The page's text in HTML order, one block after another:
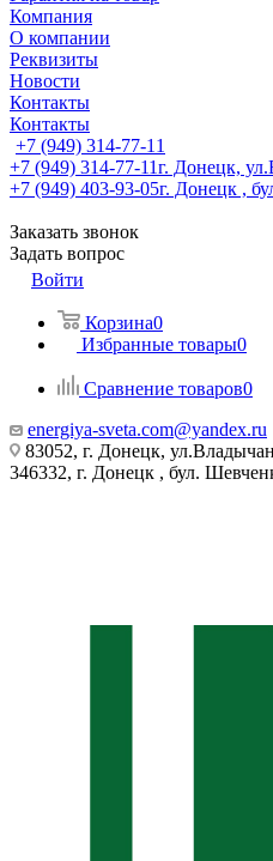
Компания
О компании
Реквизиты
Новости
Контакты
Контакты
+7 (949) 314-77-11
+7 (949) 314-77-11г. Донецк,
+7 (949) 403-93-05г. Донецк ,
Заказать звонок
Задать вопрос
Войти
Корзина0
Избранные товары0
Сравнение товаров0
energiya-sveta.com@yandex.ru
83052, г. Донецк,
346332, г. Донецк , бул.